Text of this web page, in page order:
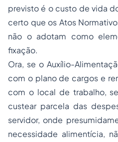
previsto é o custo de vida
certo que os Atos
não o adotam como
fixação.
Ora, se o Auxílio-
com o plano de cargos e
com o local de trabalho,
custear parcela das
servidor, onde
necessidade alimentícia,